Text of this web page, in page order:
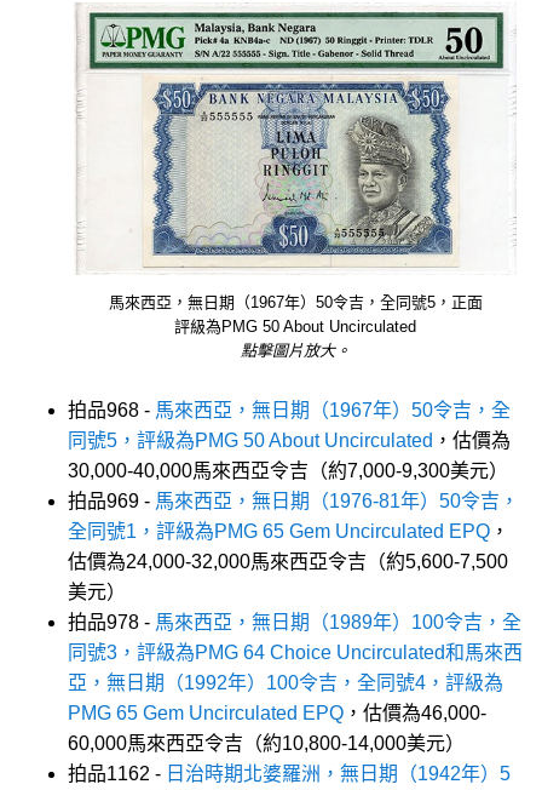
馬來西亞，無日期（1967年）50令吉，全同號5，正面
評級為PMG 50 About Uncirculated
點擊圖片放大。
拍品968 - 馬來西亞，無日期（1967年）50令吉，全
同號5，評級為PMG 50 About Uncirculated ，估價為
30,000-40,000馬來西亞令吉（約7,000-9,300美元）
拍品969 - 馬來西亞，無日期（1976-81年）50令吉，
全同號1，評級為PMG 65 Gem Uncirculated EPQ ，
估價為24,000-32,000馬來西亞令吉（約5,600-7,500
美元）
拍品978 - 馬來西亞，無日期（1989年）100令吉，全
同號3，評級為PMG 64 Choice Uncirculated和馬來西
亞，無日期（1992年）100令吉，全同號4，評級為
PMG 65 Gem Uncirculated EPQ ，估價為46,000-
60,000馬來西亞令吉（約10,800-14,000美元）
拍品1162 - 日治時期北婆羅洲，無日期（1942年）5